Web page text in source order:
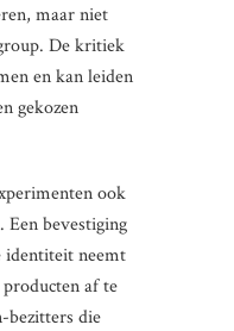
maar niet
De kritiek
en kan leiden
gekozen
ook
Een bevestiging
identiteit neemt
af te
bezitters die